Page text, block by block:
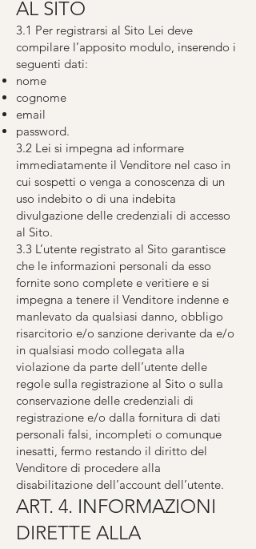
AL SITO
3.1 Per registrarsi al Sito Lei deve
compilare l’apposito modulo, inserendo i
seguenti dati:
nome
cognome
email
password.
3.2 Lei si impegna ad informare
immediatamente il Venditore nel caso in
cui sospetti o venga a conoscenza di un
uso indebito o di una indebita
divulgazione delle credenziali di accesso
al Sito.
3.3 L’utente registrato al Sito garantisce
che le informazioni personali da esso
fornite sono complete e veritiere e si
impegna a tenere il Venditore indenne e
manlevato da qualsiasi danno, obbligo
risarcitorio e/o sanzione derivante da e/o
in qualsiasi modo collegata alla
violazione da parte dell’utente delle
regole sulla registrazione al Sito o sulla
conservazione delle credenziali di
registrazione e/o dalla fornitura di dati
personali falsi, incompleti o comunque
inesatti, fermo restando il diritto del
Venditore di procedere alla
disabilitazione dell’account dell’utente.
ART. 4. INFORMAZIONI
DIRETTE ALLA